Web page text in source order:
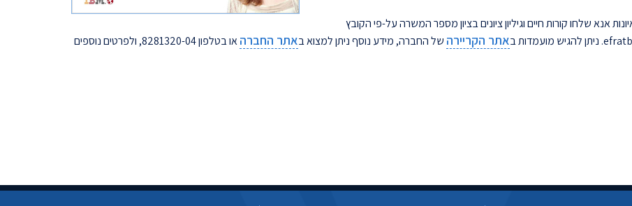
אנא שלחו קורות חיים וגיליון ציונים בציון מספר המשרה על-פי הקובץ
אתר הקריירה של החברה, מידע נוסף ניתן למצוא באתר החברה
או בטלפון 8281320-04, ולפרטים נוספים